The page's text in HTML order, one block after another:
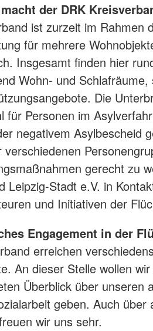
der DRK
ist zurzeit im Rahmen
für mehrere
Insgesamt finden hier
Wohn- und
Die
für Personen im
negativem Asylbescheid
verschiedenen
gerecht zu
Leipzig-Stadt e.V. in
und Initiativen der
Engagement in der
erreichen
An dieser Stelle wollen
Überblick über unseren
geben. Auch über
wir uns sehr.